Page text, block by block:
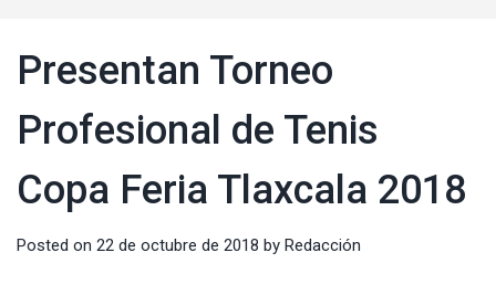
Presentan Torneo
Profesional de Tenis
Copa Feria Tlaxcala 2018
Posted on 22 de octubre de 2018 by Redacción